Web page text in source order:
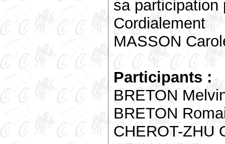
sa participation
Cordialement
MASSON
Participants :
BRETON
BRETON
CHEROT-ZHU